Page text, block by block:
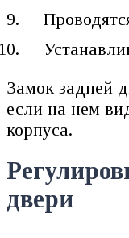
Замок задней
если на нем
корпуса.
двери